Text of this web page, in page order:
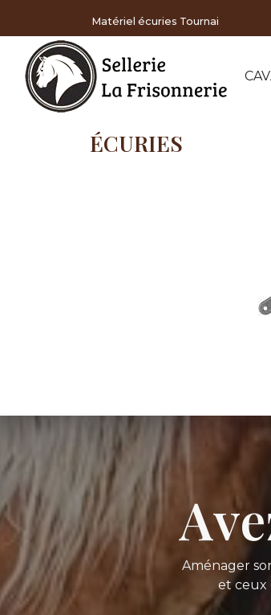
Matériel écuries Tournai
ÉCURIES
Aménager
et ceux